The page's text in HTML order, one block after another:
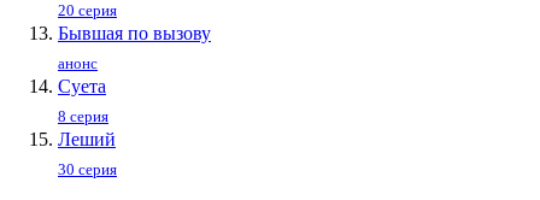
20 серия
Бывшая по вызову
анонс
Суета
8 серия
Леший
30 серия